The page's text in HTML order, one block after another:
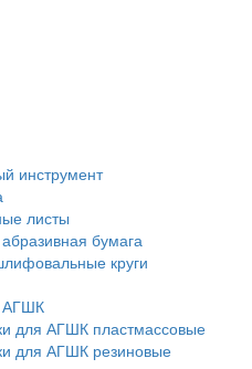
инструмент
листы
бумага
круги
АГШК
для АГШК пластмассовые
для АГШК резиновые